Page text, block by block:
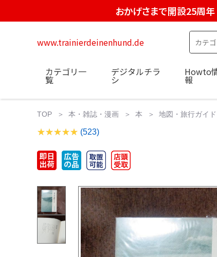
おかげさまで開設25周年
www.trainierdeinenhund.de
カテゴリ一
覧
デジタルチラ
シ
Howto
報
TOP 本・雑誌・漫画 本 地図・旅行ガイド
(523)